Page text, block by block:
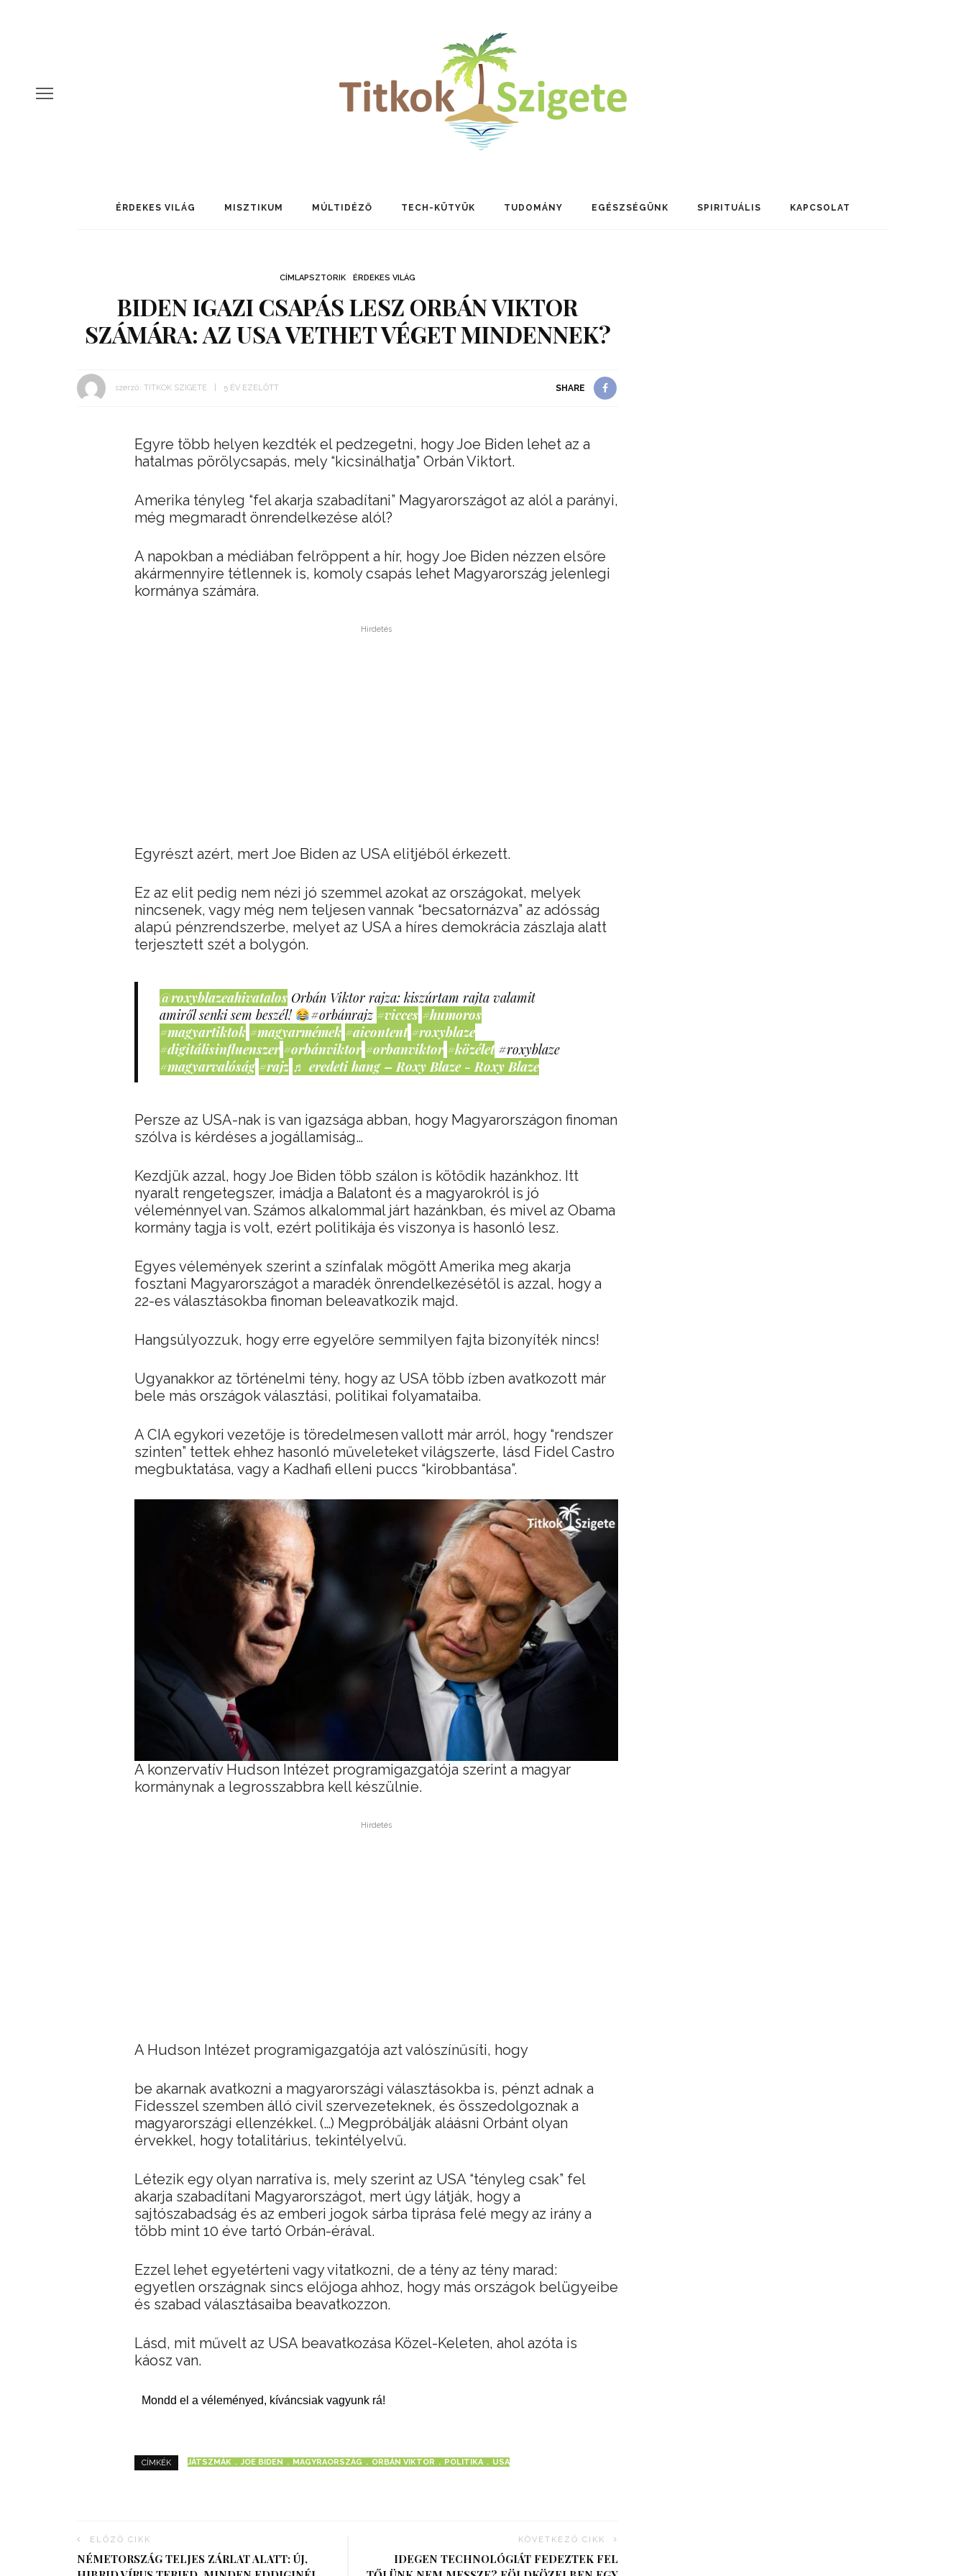
ÉRDEKES VILÁG MISZTIKUM MÚLTIDÉZŐ TECH-KÜTYÜK TUDOMÁNY EGÉSZSÉGÜNK SPIRITUÁLIS KAPCSOLAT
CÍMLAPSZTORIK ÉRDEKES VILÁG
BIDEN IGAZI CSAPÁS LESZ ORBÁN VIKTOR
SZÁMÁRA: AZ USA VETHET VÉGET MINDENNEK?
szerző: TITKOK SZIGETE 5 ÉV EZELŐTT SHARE
Egyre több helyen kezdték el pedzegetni, hogy Joe Biden lehet az a
hatalmas pörölycsapás, mely “kicsinálhatja” Orbán Viktort.
Amerika tényleg “fel akarja szabadítani” Magyarországot az alól a parányi,
még megmaradt önrendelkezése alól?
A napokban a médiában felröppent a hír, hogy Joe Biden nézzen elsőre
akármennyire tétlennek is, komoly csapás lehet Magyarország jelenlegi
kormánya számára.
Hirdetés
Egyrészt azért, mert Joe Biden az USA elitjéből érkezett.
Ez az elit pedig nem nézi jó szemmel azokat az országokat, melyek
nincsenek, vagy még nem teljesen vannak “becsatornázva” az adósság
alapú pénzrendszerbe, melyet az USA a híres demokrácia zászlaja alatt
terjesztett szét a bolygón.
@roxyblazeahivatalos Orbán Viktor rajza: kiszúrtam rajta valamit
amiről senki sem beszél!
#orbánrajz #vicces #humoros
#magyartiktok #magyarmémek #aicontent #roxyblaze
#digitálisinfluenszer #orbánviktor #orbanviktor #közélet #roxyblaze
#magyarvalóság #rajz ♬ eredeti hang – Roxy Blaze - Roxy Blaze
Persze az USA-nak is van igazsága abban, hogy Magyarországon finoman
szólva is kérdéses a jogállamiság…
Kezdjük azzal, hogy Joe Biden több szálon is kötődik hazánkhoz. Itt
nyaralt rengetegszer, imádja a Balatont és a magyarokról is jó
véleménnyel van. Számos alkalommal járt hazánkban, és mivel az Obama
kormány tagja is volt, ezért politikája és viszonya is hasonló lesz.
Egyes vélemények szerint a színfalak mögött Amerika meg akarja
fosztani Magyarországot a maradék önrendelkezésétől is azzal, hogy a
22-es választásokba finoman beleavatkozik majd.
Hangsúlyozzuk, hogy erre egyelőre semmilyen fajta bizonyíték nincs!
Ugyanakkor az történelmi tény, hogy az USA több ízben avatkozott már
bele más országok választási, politikai folyamataiba.
A CIA egykori vezetője is töredelmesen vallott már arról, hogy “rendszer
szinten” tettek ehhez hasonló műveleteket világszerte, lásd Fidel Castro
megbuktatása, vagy a Kadhafi elleni puccs “kirobbantása”.
A konzervatív Hudson Intézet programigazgatója szerint a magyar
kormánynak a legrosszabbra kell készülnie.
Hirdetés
A Hudson Intézet programigazgatója azt valószínűsíti, hogy
be akarnak avatkozni a magyarországi választásokba is, pénzt adnak a
Fidesszel szemben álló civil szervezeteknek, és összedolgoznak a
magyarországi ellenzékkel. (…) Megpróbálják aláásni Orbánt olyan
érvekkel, hogy totalitárius, tekintélyelvű.
Létezik egy olyan narratíva is, mely szerint az USA “tényleg csak” fel
akarja szabadítani Magyarországot, mert úgy látják, hogy a
sajtószabadság és az emberi jogok sárba tiprása felé megy az irány a
több mint 10 éve tartó Orbán-érával.
Ezzel lehet egyetérteni vagy vitatkozni, de a tény az tény marad:
egyetlen országnak sincs előjoga ahhoz, hogy más országok belügyeibe
és szabad választásaiba beavatkozzon.
Lásd, mit művelt az USA beavatkozása Közel-Keleten, ahol azóta is
káosz van.
Mondd el a véleményed, kíváncsiak vagyunk rá!
CÍMKÉK JÁTSZMÁK JOE BIDEN MAGYRAORSZÁG ORBÁN VIKTOR POLITIKA USA
ELŐZŐ CIKK
NÉMETORSZÁG TELJES ZÁRLAT ALATT: ÚJ,
KÖVETKEZŐ CIKK
IDEGEN TECHNOLÓGIÁT FEDEZTEK FEL